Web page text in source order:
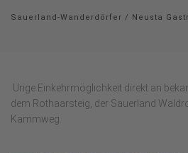
Sauerland-Wanderdörfer / Neusta
Urige Einkehrmöglichkeit direkt an
dem Rothaarsteig, der Sauerland
Kammweg.